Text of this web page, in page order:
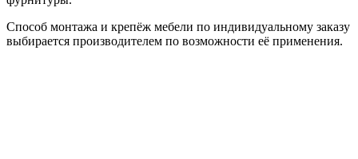
Способ монтажа и крепёж мебели по индивидуальному заказу
выбирается производителем по возможности её применения.